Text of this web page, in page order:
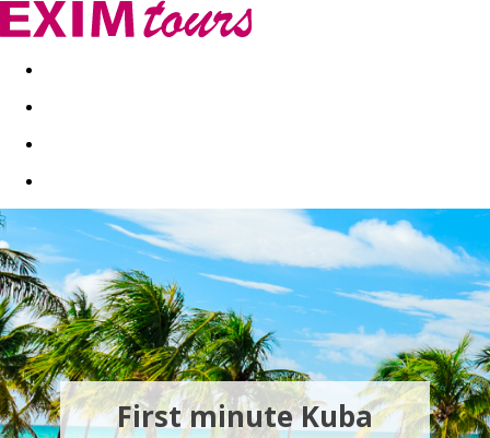
Akční nabídky Last minute
First minute Kuba